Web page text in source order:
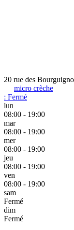
20 rue des
micro crèche
: Fermé
lun
08:00 - 19:00
mar
08:00 - 19:00
mer
08:00 - 19:00
jeu
08:00 - 19:00
ven
08:00 - 19:00
sam
Fermé
dim
Fermé